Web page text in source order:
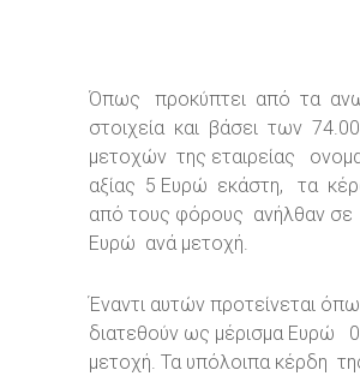
Όπως προκύπτει από τα
στοιχεία και βάσει των
μετοχών της εταιρείας
αξίας 5 Ευρώ εκάστη, τα
από τους φόρους ανήλθαν σε
Ευρώ ανά μετοχή.
Έναντι αυτών προτείνεται
διατεθούν ως μέρισμα Ευρώ
μετοχή. Τα υπόλοιπα κέρδη